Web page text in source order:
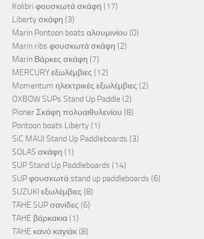
Kolibri φουσκωτά σκάφη (17)
Liberty σκάφη (3)
Marin Pontoon boats αλουμινίου (0)
Marin ribs φουσκωτά σκάφη (2)
Marin Βάρκες σκάφη (7)
MERCURY εξωλέμβιες (12)
Momentum ηλεκτρικές εξωλέμβιες (2)
OXBOW SUPs Stand Up Paddle(2)
Pioner Σκάφη πολυαιθυλενίου (8)
Pontoon boats Liberty (1)
SiC MAUI Stand Up Paddleboards (3)
SOLAS σκάφη (1)
SUP Stand Up Paddleboards (14)
SUP φουσκωτά stand up paddleboards (6)
SUZUKI εξωλέμβιες (8)
TAHE SUP σανίδες (6)
TAHE βάρκακια(1)
TAHE κανό καγιάκ(8)